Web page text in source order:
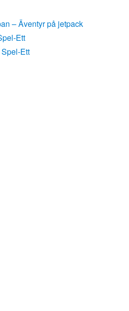
– Äventyr på jetpack
Ett
Spel-Ett